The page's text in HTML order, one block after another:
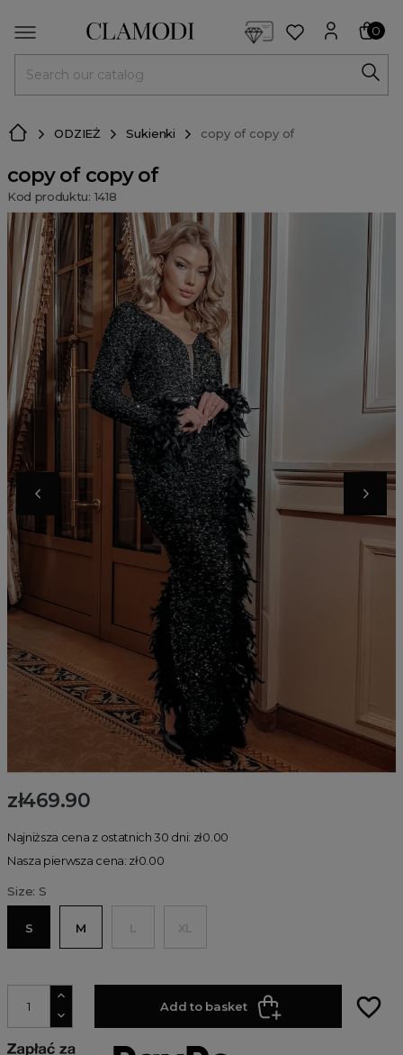
0
ODZIEŻ Sukienki copy of copy of
copy of copy of
Kod produktu: 1418
zł469.90
Najniższa cena z ostatnich 30 dni: zł0.00
Nasza pierwsza cena: zł0.00
Size: S
S M L XL
Add to basket favorite_border